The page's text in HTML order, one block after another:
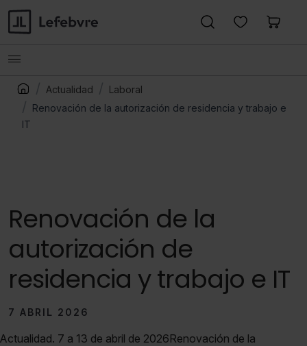
Actualidad
Laboral
Renovación de la autorización de residencia y trabajo e
IT
Renovación de la
autorización de
residencia y trabajo e IT
7 ABRIL 2026
Actualidad. 7 a 13 de abril de 2026Renovación de la